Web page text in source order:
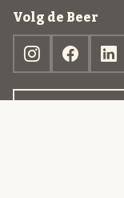
Volg de Beer